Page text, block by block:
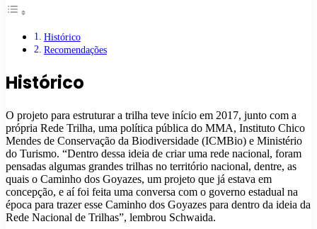
Histórico
Recomendações
Histórico
O projeto para estruturar a trilha teve início em 2017, junto com a
própria Rede Trilha, uma política pública do MMA, Instituto Chico
Mendes de Conservação da Biodiversidade (ICMBio) e Ministério
do Turismo. “Dentro dessa ideia de criar uma rede nacional, foram
pensadas algumas grandes trilhas no território nacional, dentre, as
quais o Caminho dos Goyazes, um projeto que já estava em
concepção, e aí foi feita uma conversa com o governo estadual na
época para trazer esse Caminho dos Goyazes para dentro da ideia da
Rede Nacional de Trilhas”, lembrou Schwaida.